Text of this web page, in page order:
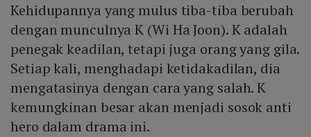
Kehidupannya yang mulus tiba-tiba berubah
dengan munculnya K (Wi Ha Joon). K adalah
penegak keadilan, tetapi juga orang yang gila.
Setiap kali, menghadapi ketidakadilan, dia
mengatasinya dengan cara yang salah. K
kemungkinan besar akan menjadi sosok anti
hero dalam drama ini.